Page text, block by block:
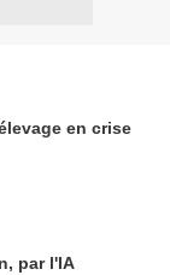
en crise
par l'IA